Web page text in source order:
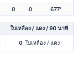
0 0 677'
ใบเหลือง / แดง / 90 นาที
0 ใบเหลือง / แดง